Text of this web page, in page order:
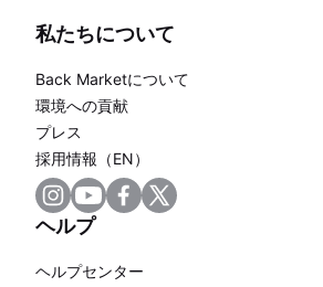
私たちについて
Back Marketについて
環境への貢献
プレス
採用情報（EN）
ヘルプ
ヘルプセンター